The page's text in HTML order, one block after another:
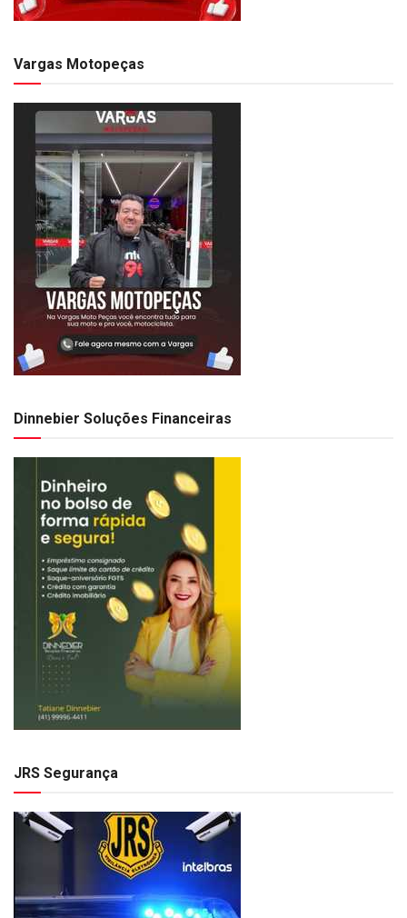
Vargas Motopeças
Dinnebier Soluções Financeiras
JRS Segurança